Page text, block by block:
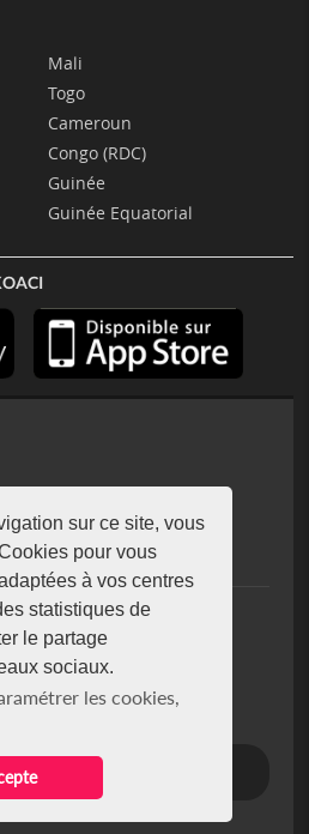
sur ce site, vous
pour vous
à vos centres
statistiques de
le partage
sociaux.
les cookies,
Mali
Togo
Cameroun
Congo (RDC)
Guinée
Guinée Equatorial
93